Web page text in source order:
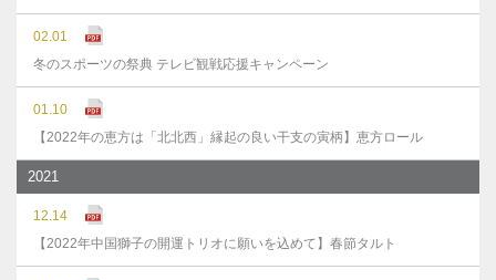
02.01
冬のスポーツの祭典 テレビ観戦応援キャンペーン
01.10
【2022年の恵方は「北北西」縁起の良い干支の寅柄】恵方ロール
2021
12.14
【2022年中国獅子の開運トリオに願いを込めて】春節タルト